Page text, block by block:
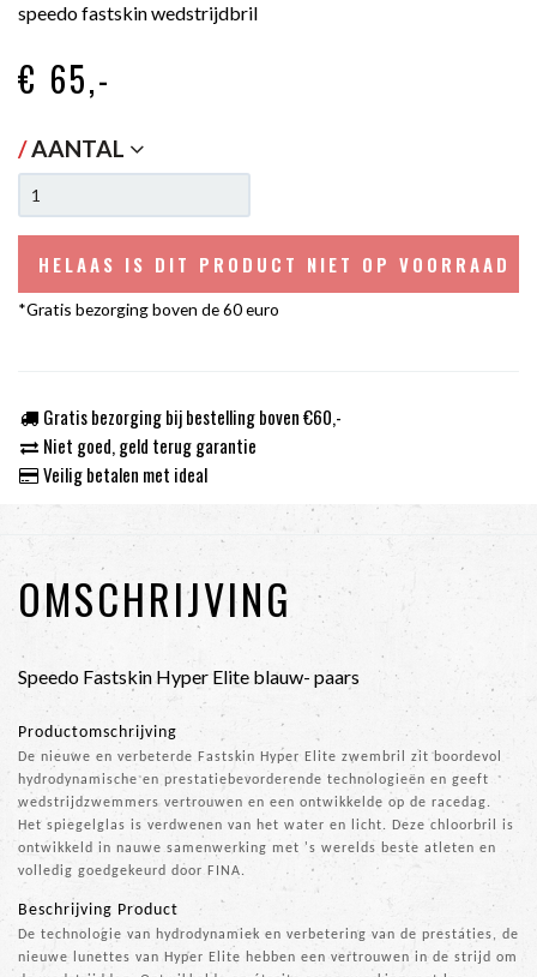
speedo fastskin wedstrijdbril
€ 65,-
/AANTAL
HELAAS IS DIT PRODUCT NIET OP VOORRAAD
*Gratis bezorging boven de 60 euro
Gratis bezorging bij bestelling boven €60,-
Niet goed, geld terug garantie
Veilig betalen met ideal
OMSCHRIJVING
Speedo Fastskin Hyper Elite blauw- paars
Productomschrijving
De nieuwe en verbeterde Fastskin Hyper Elite zwembril zit boordevol
hydrodynamische en prestatiebevorderende technologieën en geeft
wedstrijdzwemmers vertrouwen en een ontwikkelde op de racedag.
Het spiegelglas is verdwenen van het water en licht. Deze chloorbril is
ontwikkeld in nauwe samenwerking met 's werelds beste atleten en
volledig goedgekeurd door FINA.
Beschrijving Product
De technologie van hydrodynamiek en verbetering van de prestaties, de
nieuwe lunettes van Hyper Elite hebben een vertrouwen in de strijd om